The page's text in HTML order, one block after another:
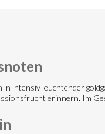
in intensiv leuchtender
erinnern. Im